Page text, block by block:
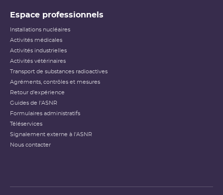
Espace professionnels
Installations nucléaires
Activités médicales
Activités industrielles
Activités vétérinaires
Transport de substances radioactives
Agréments, contrôles et mesures
Retour d'expérience
Guides de l'ASNR
Formulaires administratifs
Téléservices
Signalement externe à l'ASNR
Nous contacter